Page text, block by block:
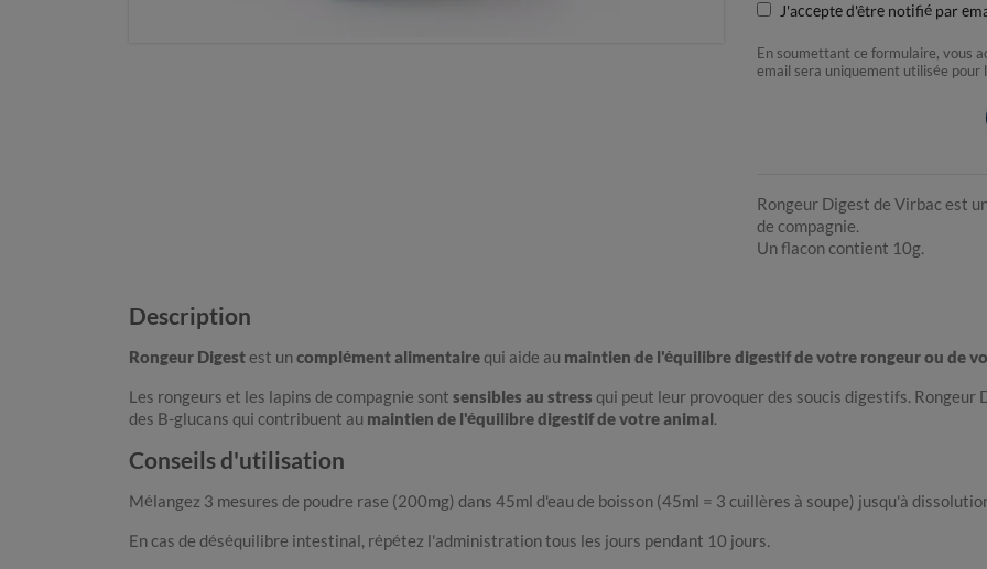
J'accepte d'être notifié par
En soumettant ce formulaire, vous
email sera uniquement utilisée
Rongeur Digest de Virbac est
de compagnie.
Un flacon contient 10g.
Description
Rongeur Digestest uncomplément alimentairequi aide au maintien de l'équilibre digestif de votre rongeur ou de
Les rongeurs et les lapins de compagnie sont sensibles au stress qui peut leur provoquer des soucis digestifs.
des B-glucans qui contribuent au maintien de l'équilibre digestif de votre animal.
Conseils d'utilisation
Mélangez 3 mesures de poudre rase (200mg) dans 45ml d'eau de boisson (45ml = 3 cuillères à soupe) jusqu'à
En cas de déséquilibre intestinal, répétez l'administration tous les jours pendant 10 jours.